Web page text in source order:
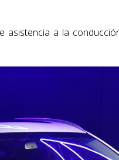
asistencia a la